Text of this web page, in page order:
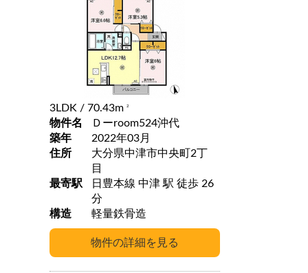
3LDK / 70.43m 2
物件名
Ｄーroom524沖代
築年
2022年03月
住所
大分県中津市中央町2丁
目
最寄駅
日豊本線 中津 駅 徒歩 26
分
構造
軽量鉄骨造